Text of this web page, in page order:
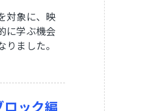
対象に、映
に学ぶ機会
ました。
ロック編